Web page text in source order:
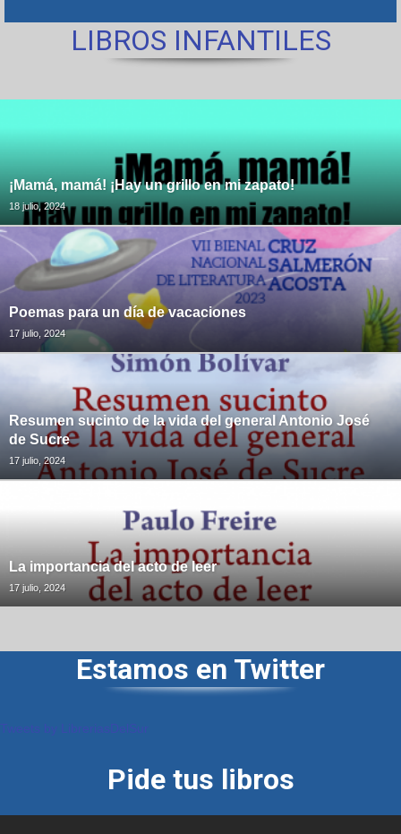
LIBROS INFANTILES
¡Mamá, mamá! ¡Hay un grillo en mi zapato!
18 julio, 2024
Poemas para un día de vacaciones
17 julio, 2024
Resumen sucinto de la vida del general Antonio José
de Sucre
17 julio, 2024
La importancia del acto de leer
17 julio, 2024
Estamos en Twitter
Pide tus libros